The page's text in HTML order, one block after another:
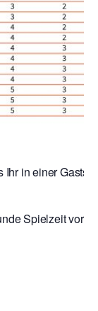
Ihr in einer
Spielzeit vor